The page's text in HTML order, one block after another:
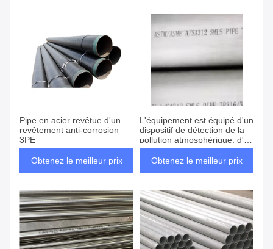
Pipe en acier revêtue d'un
revêtement anti-corrosion
3PE
Obtenez le meilleur prix
L'équipement est équipé d'un
dispositif de détection de la
pollution atmosphérique, d'un
dispositif de détection de la
pollution atmosphérique et
atmosphérique.
Obtenez le meilleur prix